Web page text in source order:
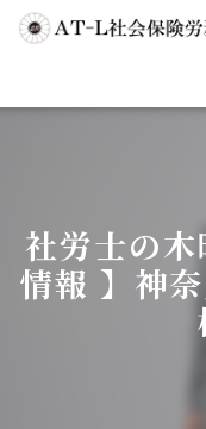
社労士の
情報 】神